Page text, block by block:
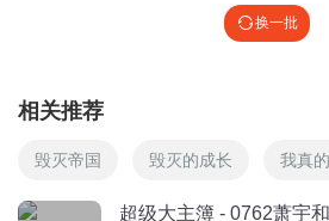
换一批
相关推荐
毁灭帝国 毁灭的成长 我真
超级大主簿 - 0762萧宇